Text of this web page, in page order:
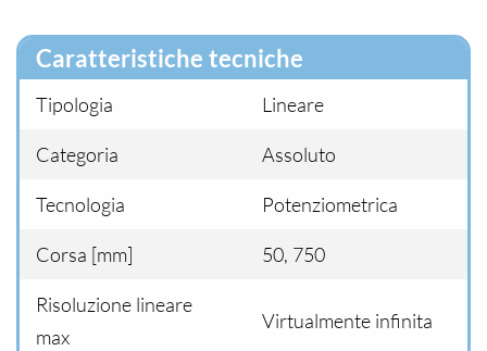
Caratteristiche tecniche
Tipologia Lineare
Categoria Assoluto
Tecnologia Potenziometrica
Corsa [mm] 50, 750
Risoluzione lineare
max
Virtualmente infinita